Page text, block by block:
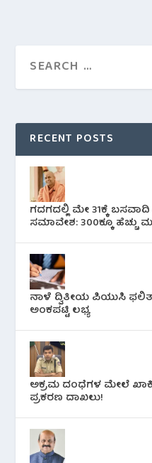
RECENT POSTS
ಗದಗದಲ್ಲಿ ಮೇ 31ಕ್ಕೆ
ಸಮಾವೇಶ: 300ಕ್ಕೂ ಹೆಚ್ಚು
ನಾಳೆ ದ್ವಿತೀಯ ಪಿಯುಸಿ
ಅಂಕಪಟ್ಟಿ ಲಭ್ಯ
ಅಕ್ರಮ ದಂಧೆಗಳ ಮೇಲೆ ಖಾಕಿ
ಪ್ರಕರಣ ದಾಖಲು!